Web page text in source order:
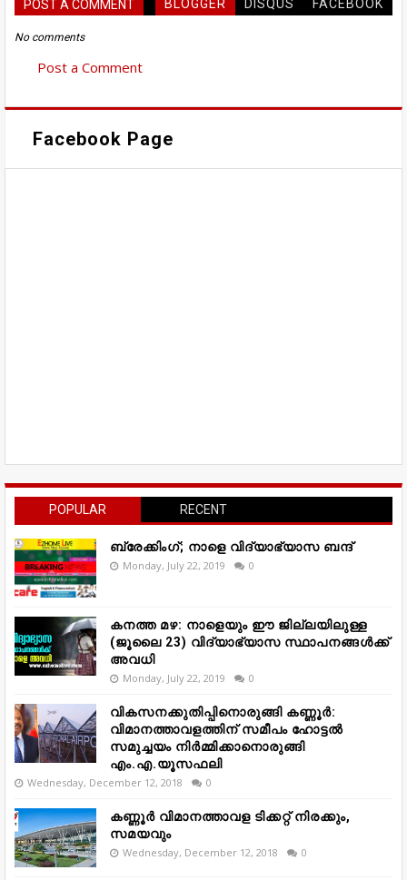
POST A COMMENT BLOGGER DISQUS FACEBOOK
No comments
Post a Comment
Facebook Page
POPULAR RECENT
ബ്രേക്കിംഗ്; നാളെ വിദ്യാഭ്യാസ ബന്ദ്
Monday, July 22, 2019 0
കനത്ത മഴ: നാളെയും ഈ ജില്ലയിലുള്ള
(ജൂലൈ 23) വിദ്യാഭ്യാസ സ്ഥാപനങ്ങൾക്ക്
അവധി
Monday, July 22, 2019 0
വികസനക്കുതിപ്പിനൊരുങ്ങി കണ്ണൂർ:
വിമാനത്താവളത്തിന് സമീപം ഹോട്ടൽ
സമുച്ചയം നിർമ്മിക്കാനൊരുങ്ങി
എം.എ.യൂസഫലി
Wednesday, December 12, 2018 0
കണ്ണൂർ വിമാനത്താവള ടിക്കറ്റ് നിരക്കും,
സമയവും
Wednesday, December 12, 2018 0